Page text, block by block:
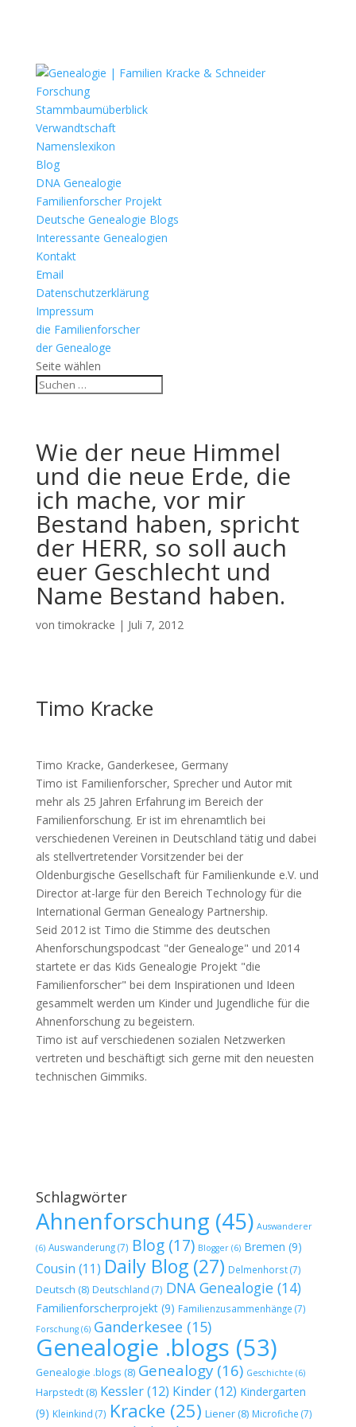
Forschung
Stammbaumüberblick
Verwandtschaft
Namenslexikon
Blog
DNA Genealogie
Familienforscher Projekt
Deutsche Genealogie Blogs
Interessante Genealogien
Kontakt
Email
Datenschutzerklärung
Impressum
die Familienforscher
der Genealoge
Seite wählen
Wie der neue Himmel
und die neue Erde, die
ich mache, vor mir
Bestand haben, spricht
der HERR, so soll auch
euer Geschlecht und
Name Bestand haben.
vontimokracke | Juli 7, 2012
Timo Kracke
Timo Kracke, Ganderkesee, Germany
Timo ist Familienforscher, Sprecher und Autor mit
mehr als 25 Jahren Erfahrung im Bereich der
Familienforschung. Er ist im ehrenamtlich bei
verschiedenen Vereinen in Deutschland tätig und dabei
als stellvertretender Vorsitzender bei der
Oldenburgische Gesellschaft für Familienkunde e.V. und
Director at-large für den Bereich Technology für die
International German Genealogy Partnership.
Seid 2012 ist Timo die Stimme des deutschen
Ahenforschungspodcast "der Genealoge" und 2014
startete er das Kids Genealogie Projekt "die
Familienforscher" bei dem Inspirationen und Ideen
gesammelt werden um Kinder und Jugendliche für die
Ahnenforschung zu begeistern.
Timo ist auf verschiedenen sozialen Netzwerken
vertreten und beschäftigt sich gerne mit den neuesten
technischen Gimmiks.
Schlagwörter
Ahnenforschung (45) Auswanderer
(6) Auswanderung(7) Blog(17) Blogger(6) Bremen (9)
Cousin (11) Daily Blog(27) Delmenhorst(7)
Deutsch (8) Deutschland (7) DNA Genealogie(14)
Familienforscherprojekt(9) Familienzusammenhänge (7)
Forschung(6) Ganderkesee (15)
Genealogie .blogs (53)
Genealogie .blogs (8) Genealogy(16) Geschichte (6)
Harpstedt(8) Kessler(12) Kinder(12) Kindergarten
(9) Kleinkind (7) Kracke (25) Liener(8) Microfiche (7)